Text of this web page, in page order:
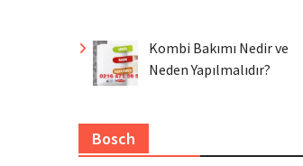
Kombi Bakımı Nedir ve
Neden Yapılmalıdır?
Bosch